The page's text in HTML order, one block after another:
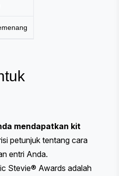
mendapatkan kit
petunjuk tentang cara
entri Anda.
Stevie® Awards adalah